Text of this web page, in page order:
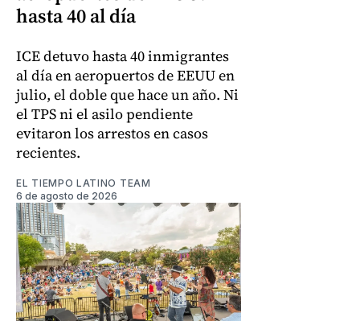
hasta 40 al día
ICE detuvo hasta 40 inmigrantes
al día en aeropuertos de EEUU en
julio, el doble que hace un año. Ni
el TPS ni el asilo pendiente
evitaron los arrestos en casos
recientes.
EL TIEMPO LATINO TEAM
6 de agosto de 2026